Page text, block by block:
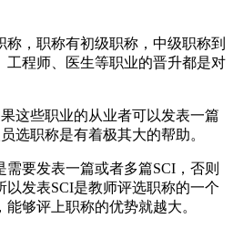
，职称有初级职称，中级职称到
工程师、医生等职业的晋升都是对
这些职业的从业者可以发表一篇
选职称是有着极其大的帮助。
要发表一篇或者多篇SCI，否则
以发表SCI是教师评选职称的一个
够评上职称的优势就越大。